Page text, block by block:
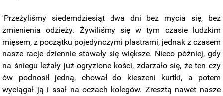
'Przeżyliśmy siedemdziesiąt dwa dni bez mycia się, bez
zmienienia odzieży. Żywiliśmy się w tym czasie ludzkim
mięsem, z początku pojedynczymi plastrami, jednak z czasem
nasze racje dziennie stawały się większe. Nieco później, gdy
na śniegu leżały już ogryzione kości, zdarzało się, że ten czy
ów podnosił jedną, chował do kieszeni kurtki, a potem
wyciągał ją i ssał na oczach kolegów. Zresztą nawet nasze